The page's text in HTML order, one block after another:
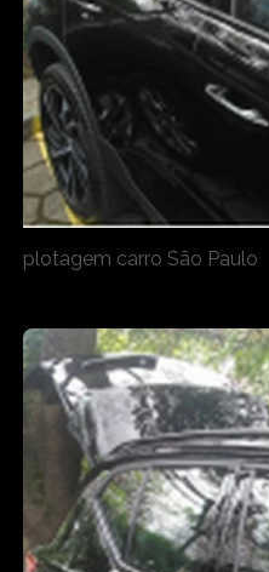
plotagem carro São Paulo